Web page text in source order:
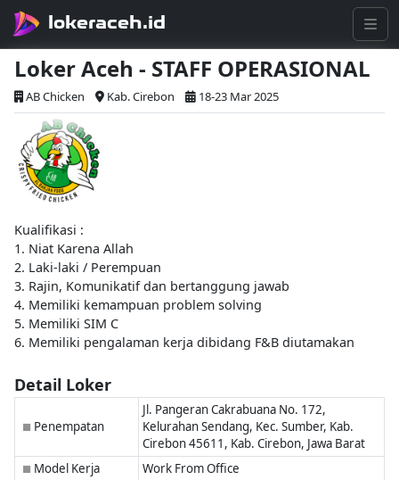
lokeraceh.id
Loker Aceh - STAFF OPERASIONAL
AB Chicken Kab. Cirebon 18-23 Mar 2025
Kualifikasi :
1. Niat Karena Allah
2. Laki-laki / Perempuan
3. Rajin, Komunikatif dan bertanggung jawab
4. Memiliki kemampuan problem solving
5. Memiliki SIM C
6. Memiliki pengalaman kerja dibidang F&B diutamakan
Detail Loker
■ Penempatan
Jl. Pangeran Cakrabuana No. 172,
Kelurahan Sendang, Kec. Sumber, Kab.
Cirebon 45611, Kab. Cirebon, Jawa Barat
■ Model Kerja Work From Office